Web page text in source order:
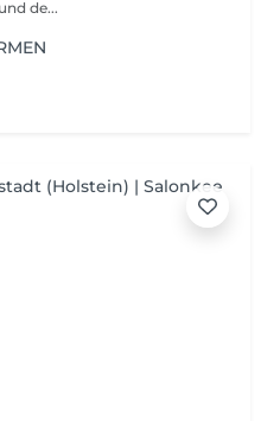
de...